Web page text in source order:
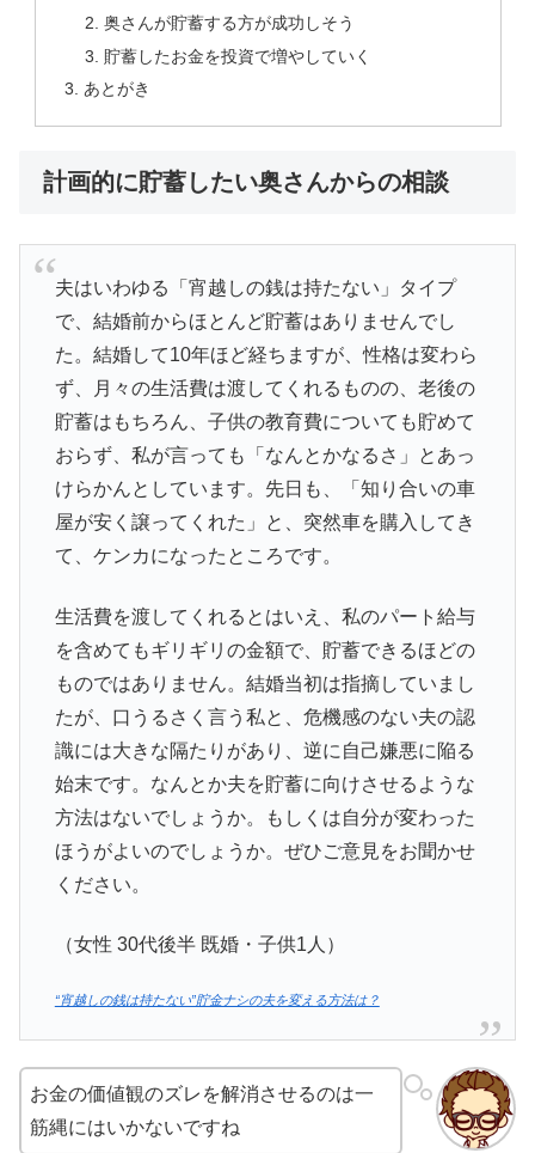
奥さんが貯蓄する方が成功しそう
貯蓄したお金を投資で増やしていく
あとがき
計画的に貯蓄したい奥さんからの相談
夫はいわゆる「宵越しの銭は持たない」タイプ
で、結婚前からほとんど貯蓄はありませんでし
た。結婚して10年ほど経ちますが、性格は変わら
ず、月々の生活費は渡してくれるものの、老後の
貯蓄はもちろん、子供の教育費についても貯めて
おらず、私が言っても「なんとかなるさ」とあっ
けらかんとしています。先日も、「知り合いの車
屋が安く譲ってくれた」と、突然車を購入してき
て、ケンカになったところです。
生活費を渡してくれるとはいえ、私のパート給与
を含めてもギリギリの金額で、貯蓄できるほどの
ものではありません。結婚当初は指摘していまし
たが、口うるさく言う私と、危機感のない夫の認
識には大きな隔たりがあり、逆に自己嫌悪に陥る
始末です。なんとか夫を貯蓄に向けさせるような
方法はないでしょうか。もしくは自分が変わった
ほうがよいのでしょうか。ぜひご意見をお聞かせ
ください。
（女性 30代後半 既婚・子供1人）
“宵越しの銭は持たない”貯金ナシの夫を変える方法は？
お金の価値観のズレを解消させるのは一
筋縄にはいかないですね